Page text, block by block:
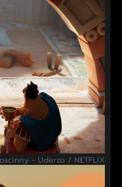
- Uderzo / NETFLIX